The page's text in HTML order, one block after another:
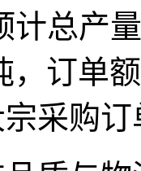
计总产
，订单
采购